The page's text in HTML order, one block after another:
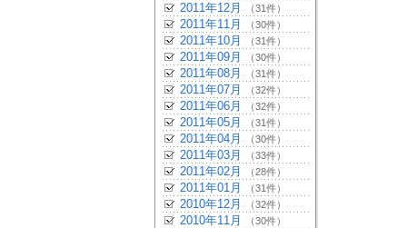
2011年12月 （31件）
2011年11月 （30件）
2011年10月 （31件）
2011年09月 （30件）
2011年08月 （31件）
2011年07月 （32件）
2011年06月 （32件）
2011年05月 （31件）
2011年04月 （30件）
2011年03月 （33件）
2011年02月 （28件）
2011年01月 （31件）
2010年12月 （32件）
2010年11月 （30件）